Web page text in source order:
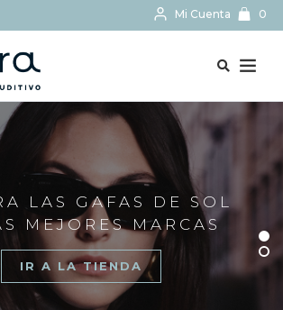
Mi Cuenta 0
LAS GAFAS DE SOL
MEJORES MARCAS
IR A LA TIENDA